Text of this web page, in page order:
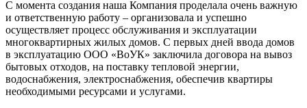
С момента создания наша Компания проделала очень важную
и ответственную работу – организовала и успешно
осуществляет процесс обслуживания и эксплуатации
многоквартирных жилых домов. С первых дней ввода домов
в эксплуатацию ООО «ВоУК» заключила договора на вывоз
бытовых отходов, на поставку тепловой энергии,
водоснабжения, электроснабжения, обеспечив квартиры
необходимыми ресурсами и услугами.